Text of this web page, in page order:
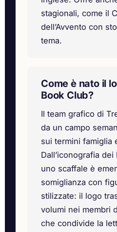
stagionali, come il
dell’Avvento con
tema.
Come è nato il
Book Club?
Il team grafico di
da un campo
sui termini famiglia
Dall’iconografia
uno scaffale è
somiglianza con
stilizzate: il logo
volumi nei membri
che condivide la